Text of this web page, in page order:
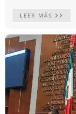
LEER MÁS